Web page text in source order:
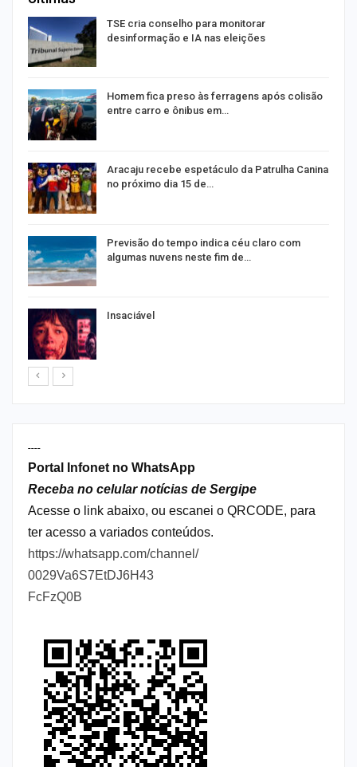
TSE cria conselho para monitorar
desinformação e IA nas eleições
Homem fica preso às ferragens após colisão
entre carro e ônibus em…
Aracaju recebe espetáculo da Patrulha Canina
no próximo dia 15 de…
Previsão do tempo indica céu claro com
algumas nuvens neste fim de…
Insaciável
----
Portal Infonet no WhatsApp
Receba no celular notícias de Sergipe
Acesse o link abaixo, ou escanei o QRCODE, para
ter acesso a variados conteúdos.
https://whatsapp.com/channel/
0029Va6S7EtDJ6H43
FcFzQ0B